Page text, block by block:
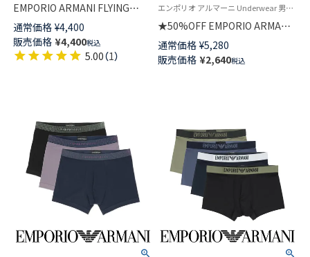
EMPORIO ARMANI FLYING
BEAR マンガベア コットン ウー
ブン トランクス 【M/L】 前開き
日本サイズ メンズ 54250003
通常価格 ¥4,400
販売価格 ¥4,400税込
5.00（1）
エンポリオ アルマーニ Underwear 男性 アンダーウェア 紳士 下着
★50%OFF EMPORIO ARMANI
BASIC MICROFIBER マイクロフ
ァイバー ブリーフ パンツ 前閉
じ EUサイズ メンズ 54007750
通常価格 ¥5,280
販売価格 ¥2,640税込